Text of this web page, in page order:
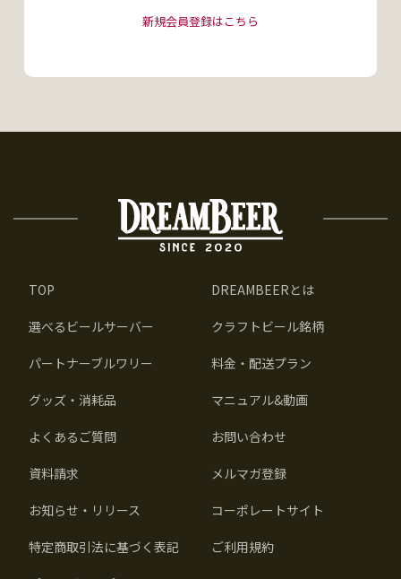
新規会員登録はこちら
TOP DREAMBEERとは
選べるビールサーバー クラフトビール銘柄
パートナーブルワリー 料金・配送プラン
グッズ・消耗品 マニュアル&動画
よくあるご質問 お問い合わせ
資料請求 メルマガ登録
お知らせ・リリース コーポレートサイト
特定商取引法に基づく表記 ご利用規約